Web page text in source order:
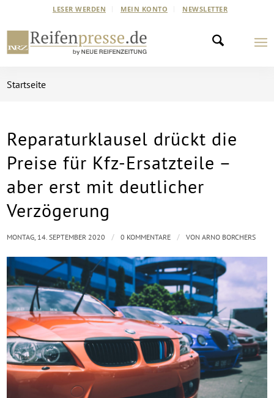
LESER WERDEN MEIN KONTO NEWSLETTER
Startseite
Reparaturklausel drückt die
Preise für Kfz-Ersatzteile –
aber erst mit deutlicher
Verzögerung
MONTAG, 14. SEPTEMBER 2020 / 0 KOMMENTARE / VONARNO BORCHERS